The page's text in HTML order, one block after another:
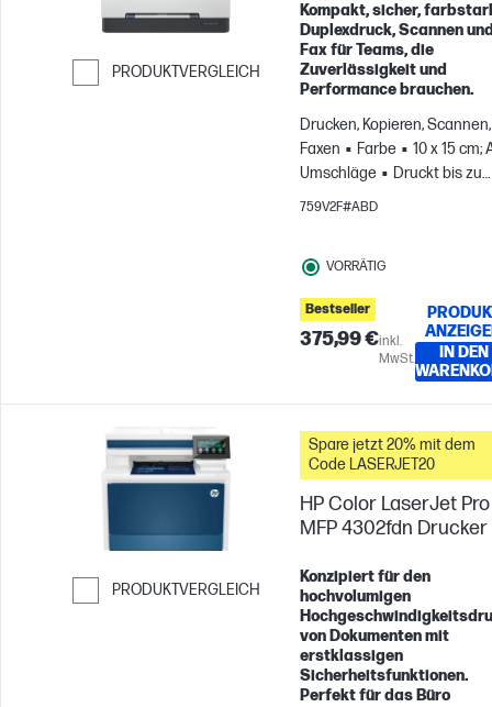
PRODUKTVERGLEICH
Kompakt, sicher,
Duplexdruck, Scannen
Fax für Teams, die
Zuverlässigkeit und
Performance brauchen.
Drucken, Kopieren, Scannen,
Faxen
Farbe
10 x 15 cm;
Umschläge
Druckt bis zu
2.500 Seiten pro Monat; Für
759V2F#ABD
VORRÄTIG
Bestseller
375,99 €inkl.
MwSt.
IN DEN
PRODUKTVERGLEICH
Weiter zum Vergleichen
Spare jetzt 20% mit dem
Code LASERJET20
HP Color LaserJet Pro
MFP 4302fdn Drucker
Konzipiert für den
hochvolumigen
von Dokumenten mit
erstklassigen
Sicherheitsfunktionen.
Perfekt für das Büro